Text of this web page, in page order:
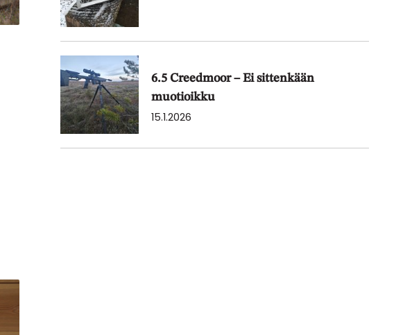
6.5 Creedmoor – Ei sittenkään
muotioikku
15.1.2026